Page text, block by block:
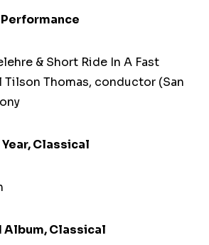
& Short Ride In A Fast
Tilson Thomas, conductor (San
Classical
Album, Classical